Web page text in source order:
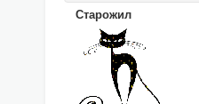
Cтарожил